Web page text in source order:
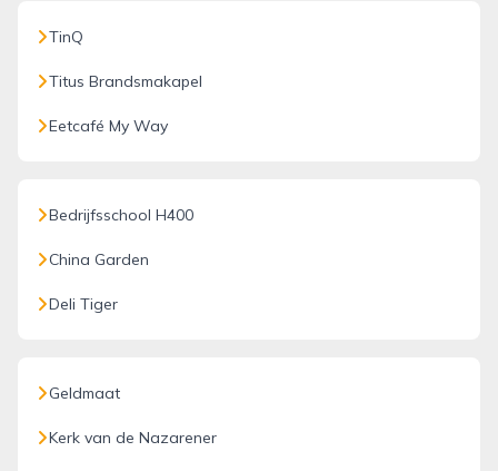
TinQ
Titus Brandsmakapel
Eetcafé My Way
Bedrijfsschool H400
China Garden
Deli Tiger
Geldmaat
Kerk van de Nazarener